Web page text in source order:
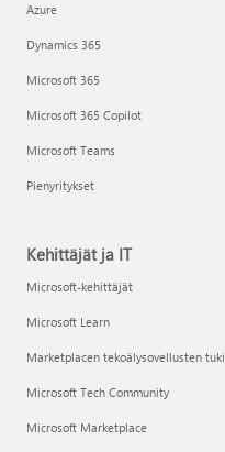
Azure
Dynamics 365
Microsoft 365
Microsoft 365 Copilot
Microsoft Teams
Pienyritykset
Kehittäjät ja IT
Microsoft-kehittäjät
Microsoft Learn
Marketplacen tekoälysovellusten tuki
Microsoft Tech Community
Microsoft Marketplace